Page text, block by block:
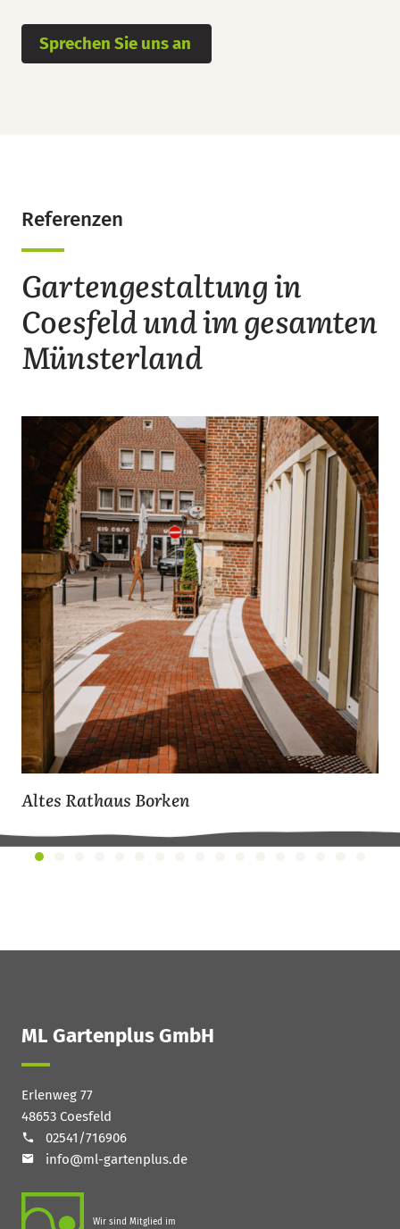
Sprechen Sie uns an
Referenzen
Gartengestaltung in
Coesfeld und im gesamten
Münsterland
Altes Rathaus Borken
ML Gartenplus GmbH
Erlenweg 77
48653 Coesfeld
02541/716906
info@ml-gartenplus.de
Wir sind Mitglied im